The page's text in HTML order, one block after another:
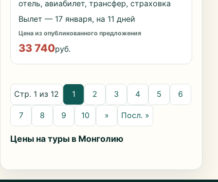
отель, авиабилет, трансфер, страховка
Вылет — 17 января, на 11 дней
Цена из опубликованного предложения
33 740руб.
Стр. 1 из 12 1 2 3 4 5 6
7 8 9 10 » Посл. »
Цены на туры в Монголию